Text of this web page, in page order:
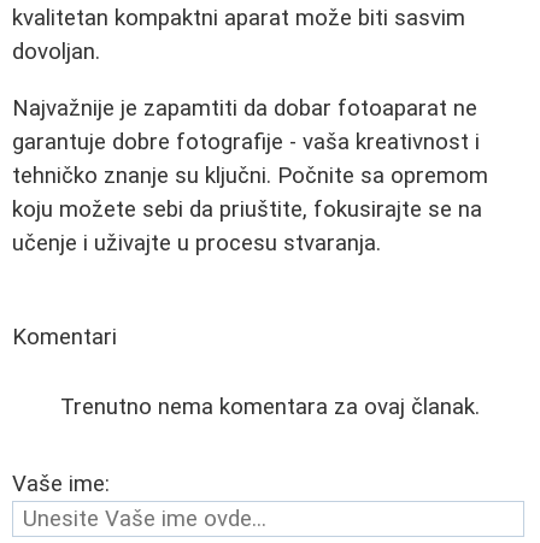
kvalitetan kompaktni aparat može biti sasvim
dovoljan.
Najvažnije je zapamtiti da dobar fotoaparat ne
garantuje dobre fotografije - vaša kreativnost i
tehničko znanje su ključni. Počnite sa opremom
koju možete sebi da priuštite, fokusirajte se na
učenje i uživajte u procesu stvaranja.
Komentari
Trenutno nema komentara za ovaj članak.
Vaše ime: